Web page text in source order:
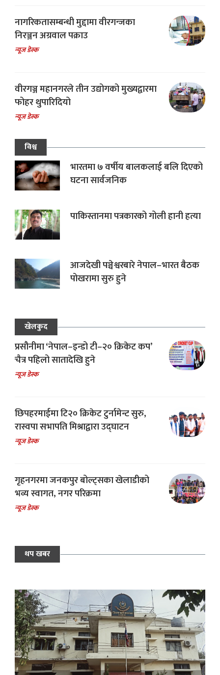
नागरिकतासम्बन्धी मुद्दामा वीरगन्जका
निरञ्जन अग्रवाल पक्राउ
न्यूज डेस्क
वीरगञ्ज महानगरले तीन उद्योगको मुख्यद्वारमा
फोहर थुपारिदियो
न्यूज डेस्क
विश्व
भारतमा ७ वर्षीय बालकलाई बलि दिएको
घटना सार्वजनिक
पाकिस्तानमा पत्रकारको गोली हानी हत्या
आजदेखी पञ्चेश्वरबारे नेपाल–भारत बैठक
पोखरामा सुरु हुने
खेलकुद
प्रसौनीमा ‘नेपाल–इन्डो टी–२० क्रिकेट कप’
चैत्र पहिलो सातादेखि हुने
न्यूज डेस्क
छिपहरमाईमा टि२० क्रिकेट टुर्नामेन्ट सुरु,
रास्वपा सभापति मिश्राद्वारा उद्घाटन
न्यूज डेस्क
गृहनगरमा जनकपुर बोल्ट्सका खेलाडीको
भव्य स्वागत, नगर परिक्रमा
न्यूज डेस्क
थप खबर